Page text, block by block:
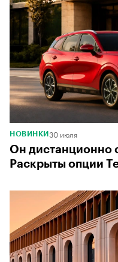
00:00 /
НОВИНКИ 30 июля
Он дистанционно
Раскрыты опции